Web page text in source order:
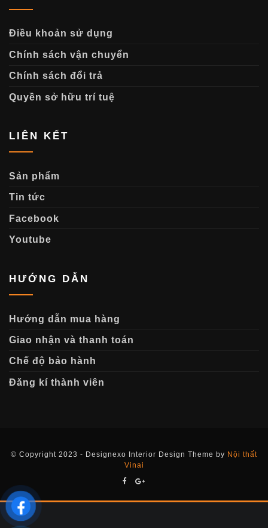
Điều khoản sử dụng
Chính sách vận chuyển
Chính sách đổi trả
Quyền sở hữu trí tuệ
LIÊN KẾT
Sản phẩm
Tin tức
Facebook
Youtube
HƯỚNG DẪN
Hướng dẫn mua hàng
Giao nhận và thanh toán
Chế độ bảo hành
Đăng kí thành viên
© Copyright 2023 - Designexo Interior Design Theme by Nội thất
Vinai